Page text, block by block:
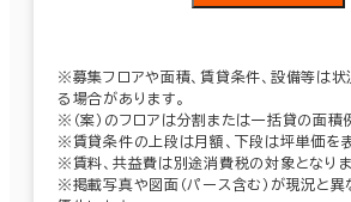
※募集フロアや面積、賃貸条件、設備等は
る場合があります。
※（案）のフロアは分割または一括貸の面積
※賃貸条件の上段は月額、下段は坪単価を表
※賃料、共益費は別途消費税の対象となりま
※掲載写真や図面（パース含む）が現況と